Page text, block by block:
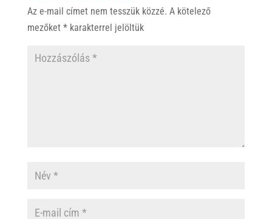
p
k
Az e-mail címet nem tesszük közzé. A kötelező
mezőket *karakterrel jelöltük